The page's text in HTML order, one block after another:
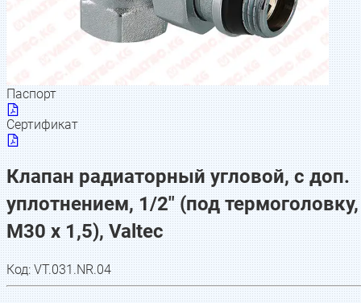
Паспорт
Сертификат
Клапан радиаторный угловой, с доп.
уплотнением, 1/2" (под термоголовку,
М30 x 1,5), Valtec
Код:VT.031.NR.04